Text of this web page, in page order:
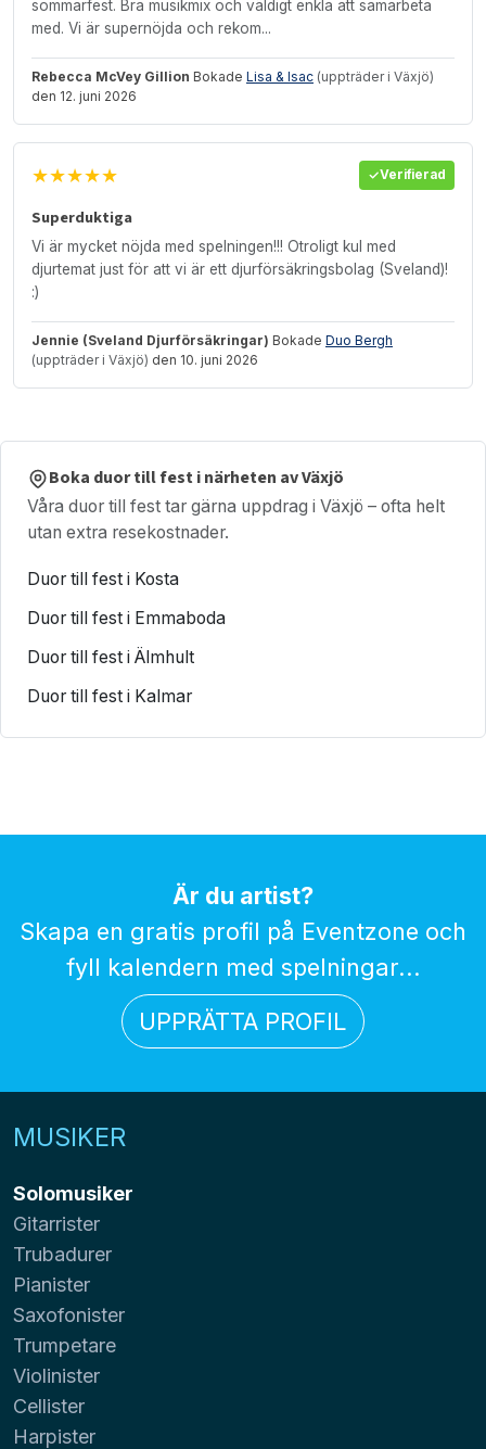
sommarfest. Bra musikmix och väldigt enkla att samarbeta
med. Vi är supernöjda och rekom...
Rebecca McVey Gillion Bokade Lisa & Isac (uppträder i Växjö)
den 12. juni 2026
★★★★★ Verifierad
Superduktiga
Vi är mycket nöjda med spelningen!!! Otroligt kul med
djurtemat just för att vi är ett djurförsäkringsbolag (Sveland)!
:)
Jennie (Sveland Djurförsäkringar) Bokade Duo Bergh
(uppträder i Växjö) den 10. juni 2026
Boka duor till fest i närheten av Växjö
Våra duor till fest tar gärna uppdrag i Växjö – ofta helt
utan extra resekostnader.
Duor till fest i Kosta
Duor till fest i Emmaboda
Duor till fest i Älmhult
Duor till fest i Kalmar
Är du artist?
Skapa en gratis profil på Eventzone och
fyll kalendern med spelningar...
UPPRÄTTA PROFIL
MUSIKER
Solomusiker
Gitarrister
Trubadurer
Pianister
Saxofonister
Trumpetare
Violinister
Cellister
Harpister